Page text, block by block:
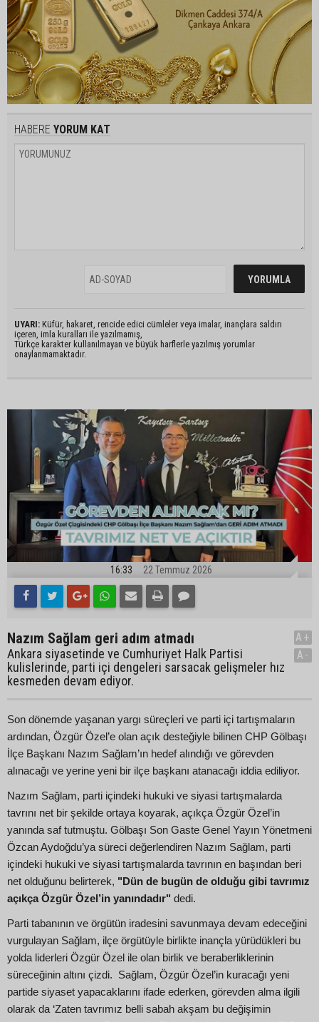
HABERE YORUM KAT
UYARI: Küfür, hakaret, rencide edici cümleler veya imalar, inançlara saldırı
içeren, imla kuralları ile yazılmamış,
Türkçe karakter kullanılmayan ve büyük harflerle yazılmış yorumlar
onaylanmamaktadır.
16:33 22 Temmuz 2026
Nazım Sağlam geri adım atmadı
Ankara siyasetinde ve Cumhuriyet Halk Partisi
kulislerinde, parti içi dengeleri sarsacak gelişmeler hız
kesmeden devam ediyor.
A+
A-
Son dönemde yaşanan yargı süreçleri ve parti içi tartışmaların
ardından, Özgür Özel’e olan açık desteğiyle bilinen CHP Gölbaşı
İlçe Başkanı Nazım Sağlam’ın hedef alındığı ve görevden
alınacağı ve yerine yeni bir ilçe başkanı atanacağı iddia ediliyor.
Nazım Sağlam, parti içindeki hukuki ve siyasi tartışmalarda
tavrını net bir şekilde ortaya koyarak, açıkça Özgür Özel’in
yanında saf tutmuştu. Gölbaşı Son Gaste Genel Yayın Yönetmeni
Özcan Aydoğdu’ya süreci değerlendiren Nazım Sağlam, parti
içindeki hukuki ve siyasi tartışmalarda tavrının en başından beri
net olduğunu belirterek, "Dün de bugün de olduğu gibi tavrımız
açıkça Özgür Özel’in yanındadır" dedi.
Parti tabanının ve örgütün iradesini savunmaya devam edeceğini
vurgulayan Sağlam, ilçe örgütüyle birlikte inançla yürüdükleri bu
yolda liderleri Özgür Özel ile olan birlik ve beraberliklerinin
süreceğinin altını çizdi. Sağlam, Özgür Özel’in kuracağı yeni
partide siyaset yapacaklarını ifade ederken, görevden alma ilgili
olarak da ‘Zaten tavrımız belli sabah akşam bu değişimin